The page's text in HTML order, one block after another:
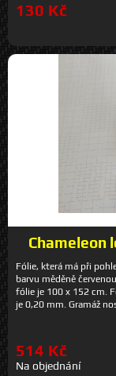
130 Kč
Chameleon
Fólie, která má při
barvu měděně
fólie je 100 x 152 cm.
je 0,20 mm. Gramáž
514 Kč
Na objednání